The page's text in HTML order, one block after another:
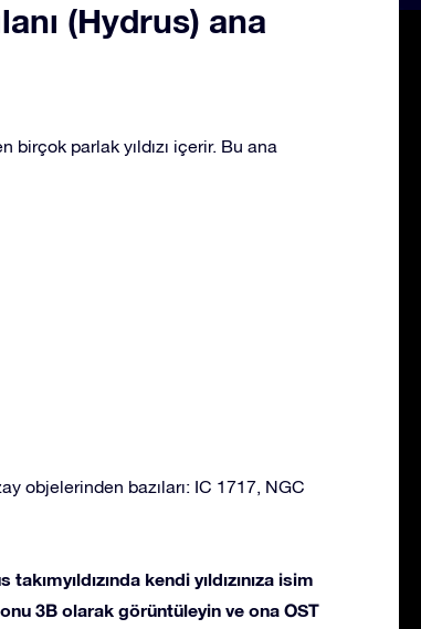
(Hydrus) ana
birçok parlak yıldızı içerir. Bu ana
objelerinden bazıları: IC 1717, NGC
kendi yıldızınıza isim
3B olarak görüntüleyin ve ona OST